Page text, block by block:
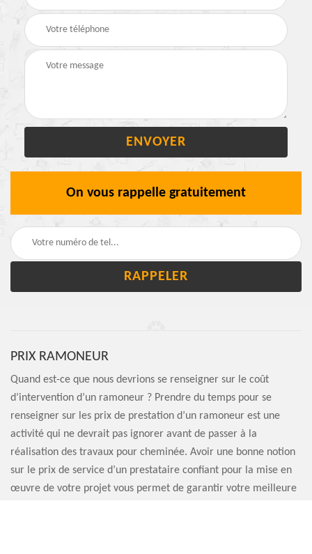
On vous rappelle gratuitement
PRIX RAMONEUR
Quand est-ce que nous devrions se renseigner sur le coût
d’intervention d’un ramoneur ? Prendre du temps pour se
renseigner sur les prix de prestation d’un ramoneur est une
activité qui ne devrait pas ignorer avant de passer à la
réalisation des travaux pour cheminée. Avoir une bonne notion
sur le prix de service d’un prestataire confiant pour la mise en
œuvre de votre projet vous permet de garantir votre meilleure